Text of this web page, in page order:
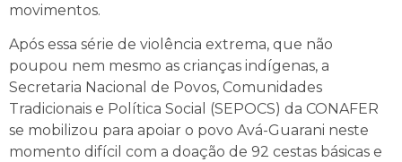
movimentos.
Após essa série de violência extrema, que não
poupou nem mesmo as crianças indígenas, a
Secretaria Nacional de Povos, Comunidades
Tradicionais e Política Social (SEPOCS) da CONAFER
se mobilizou para apoiar o povo Avá-Guarani neste
momento difícil com a doação de 92 cestas básicas e